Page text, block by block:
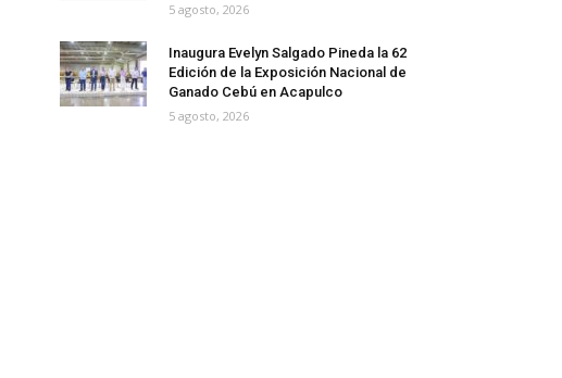
5 agosto, 2026
Inaugura Evelyn Salgado Pineda la 62
Edición de la Exposición Nacional de
Ganado Cebú en Acapulco
5 agosto, 2026